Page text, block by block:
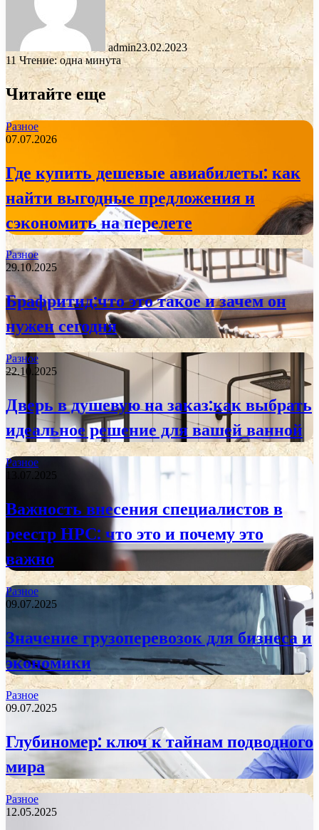
admin23.02.2023
11Чтение: одна минута
Читайте еще
Разное
07.07.2026
Где купить дешевые авиабилеты: как
найти выгодные предложения и
сэкономить на перелете
Разное
29.10.2025
Брафритид:что это такое и зачем он
нужен сегодня
Разное
22.10.2025
Дверь в душевую на заказ:как выбрать
идеальное решение для вашей ванной
Разное
13.07.2025
Важность внесения специалистов в
реестр НРС: что это и почему это
важно
Разное
09.07.2025
Значение грузоперевозок для бизнеса и
экономики
Разное
09.07.2025
Глубиномер: ключ к тайнам подводного
мира
Разное
12.05.2025